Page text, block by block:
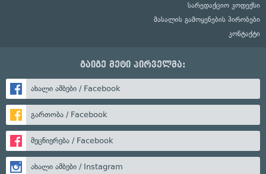
სარედაქციო კოდექსი
მასალის გამოყენების პირობები
კონტაქტი
გაიგე მეტი პირველმა:
ახალი ამბები / Facebook
გართობა / Facebook
მეცნიერება / Facebook
ახალი ამბები / Instagram